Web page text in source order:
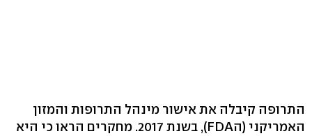
התרופה קיבלה את אישור מינהל התרופות והמזון
האמריקני (הFDA), בשנת 2017. מחקרים הראו כי היא